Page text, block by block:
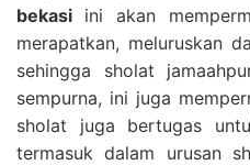
bekasi ini akan
merapatkan, meluruskan
sehingga sholat
sempurna, ini juga
sholat juga bertugas
termasuk dalam urusan